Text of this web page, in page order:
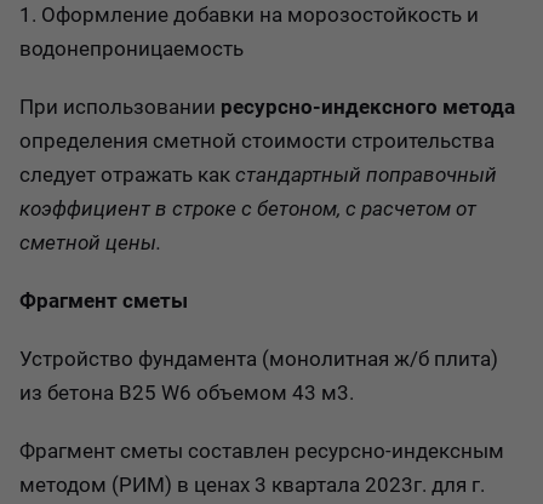
1. Оформление добавки на морозостойкость и
водонепроницаемость
При использовании ресурсно-индексного метода
определения сметной стоимости строительства
следует отражать как стандартный поправочный
коэффициент в строке с бетоном, с расчетом от
сметной цены.
Фрагмент сметы
Устройство фундамента (монолитная ж/б плита)
из бетона В25 W6 объемом 43 м3.
Фрагмент сметы составлен ресурсно-индексным
методом (РИМ) в ценах 3 квартала 2023г. для г.